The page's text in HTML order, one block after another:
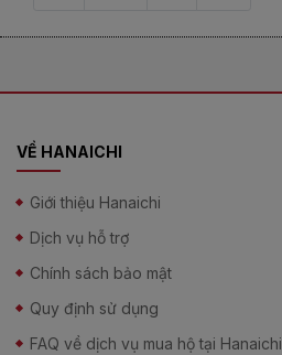
VỀ HANAICHI
Giới thiệu Hanaichi
Dịch vụ hỗ trợ
Chính sách bảo mật
Quy định sử dụng
FAQ về dịch vụ mua hộ tại Hanaichi